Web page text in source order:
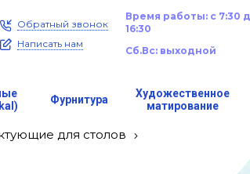
Написать нам
Обратный звонок
Время работы: с 7:30
16:30
Сб.Вс: выходной
Фурнитура
Художественное
матирование
для столов